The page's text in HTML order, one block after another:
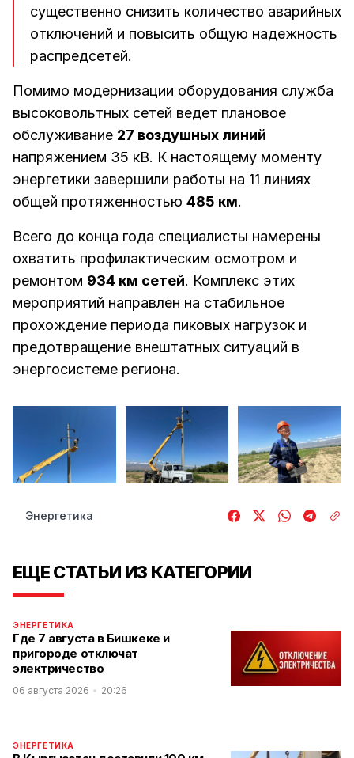
существенно снизить количество аварийных
отключений и повысить общую надежность
распредсетей.
Помимо модернизации оборудования служба
высоковольтных сетей ведет плановое
обслуживание 27 воздушных линий
напряжением 35 кВ. К настоящему моменту
энергетики завершили работы на 11 линиях
общей протяженностью 485 км.
Всего до конца года специалисты намерены
охватить профилактическим осмотром и
ремонтом 934 км сетей. Комплекс этих
мероприятий направлен на стабильное
прохождение периода пиковых нагрузок и
предотвращение внештатных ситуаций в
энергосистеме региона.
Энергетика
ЕЩЕ СТАТЬИ ИЗ КАТЕГОРИИ
ЭНЕРГЕТИКА
Где 7 августа в Бишкеке и
пригороде отключат
электричество
06 августа 2026 20:26
ЭНЕРГЕТИКА